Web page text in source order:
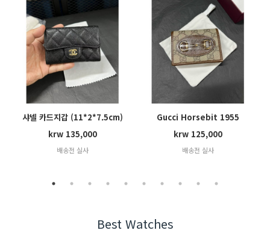
샤넬 카드지갑 (11*2*7.5cm)
krw 135,000
배송전 실사
Gucci Horsebit 1955
(11*3*8.5cm)
krw 125,000
배송전 실사
Best Watches